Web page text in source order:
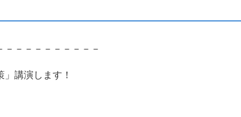
－－－－－－－－－
講演します！